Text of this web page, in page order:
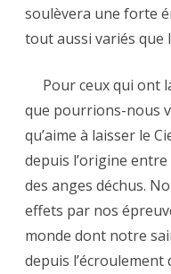
soulèvera une forte
tout aussi variés que
Pour ceux qui ont
que pourrions-nous
qu’aime à laisser le
depuis l’origine
des anges déchus.
effets par nos
monde dont notre
depuis